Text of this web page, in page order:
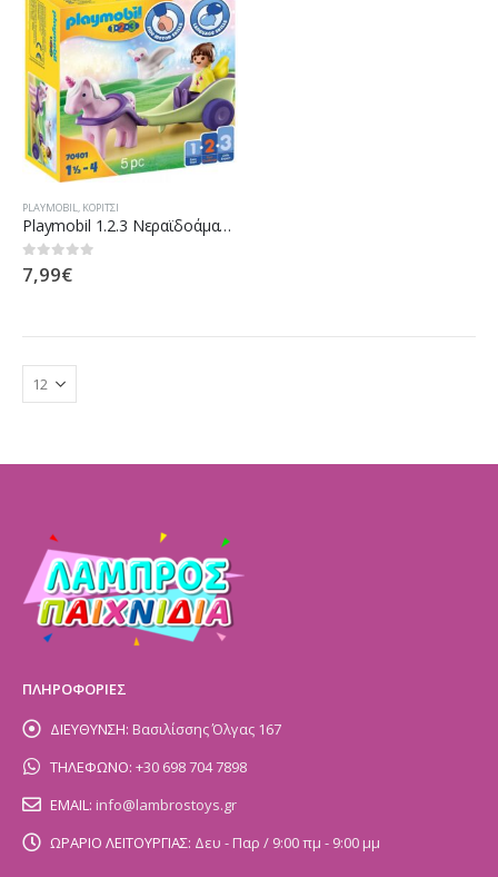
PLAYMOBIL ΚΟΡΊΤΣΙ
Playmobil 1.2.3 Νεραϊδοάμαξα Με Μονόκερο 70401
0out of 5
7,99€
ΠΛΗΡΟΦΟΡΙΕΣ
ΔΙΕΥΘΥΝΣΗ: Βασιλίσσης Όλγας 167
ΤΗΛΕΦΩΝΟ: +30 698 704 7898
EMAIL: info@lambrostoys.gr
ΩΡΑΡΙΟ ΛΕΙΤΟΥΡΓΙΑΣ: Δευ - Παρ / 9:00 πμ - 9:00 μμ